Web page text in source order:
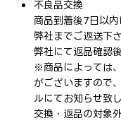
不良品交換
商品到着後7日以
弊社までご返送下さ
弊社にて返品確認
※商品によっては
がございますので
ルにてお知らせ致し
交換・返品の対象